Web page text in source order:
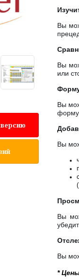
Вы
Вы
или
Вы
Вы
Вы
Вы
*